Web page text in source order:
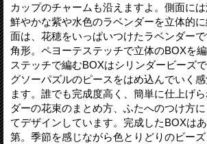
カップのチャームも沿えますよ。側面に
鮮やかな紫や水色のラベンダーを立体的
面は、花穂をいっぱいつけたラベンダー
角形。ペヨーテステッチで立体のBOXを
ステッチで編むBOXはシリンダービーズ
グソーパズルのピースをはめ込んでいく
ます。誰でも完成度高く、簡単に仕上げ
ダーの花束のまとめ方、ふたへのつけ方
てデザインしています。完成したBOXは
第。季節を感じながら色とりどりのビー